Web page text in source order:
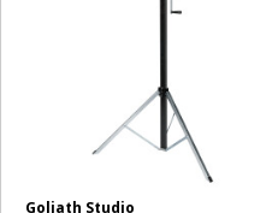
Goliath Studio